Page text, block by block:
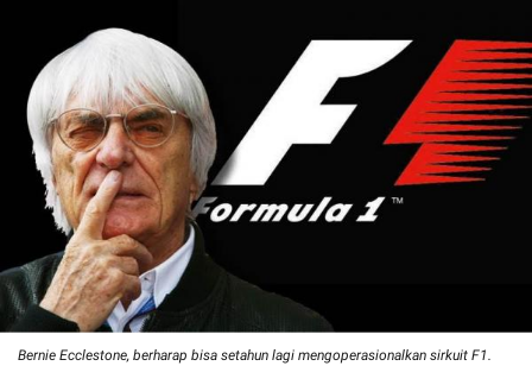
Bernie Ecclestone, berharap bisa setahun lagi mengoperasionalkan sirkuit F1.